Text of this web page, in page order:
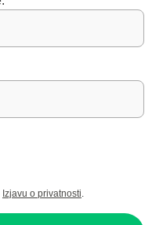
Izjavu o privatnosti.